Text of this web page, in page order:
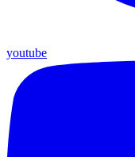
youtube